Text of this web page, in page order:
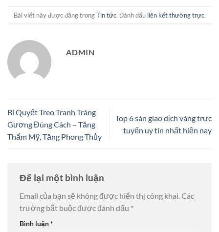
Bài viết này được đăng trongTin tức. Đánh dấu liên kết thường trực.
ADMIN
Bí Quyết Treo Tranh Tráng
Gương Đúng Cách – Tăng
Thẩm Mỹ, Tăng Phong Thủy
Top 6 sàn giao dịch vàng trực
tuyến uy tín nhất hiện nay
Để lại một bình luận
Email của bạn sẽ không được hiển thị công khai.Các
trường bắt buộc được đánh dấu *
Bình luận*